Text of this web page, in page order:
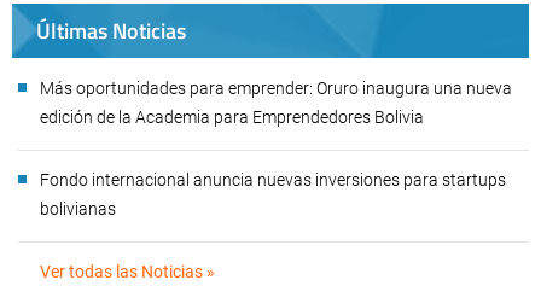
Últimas Noticias
Más oportunidades para emprender: Oruro inaugura una nueva
edición de la Academia para Emprendedores Bolivia
Fondo internacional anuncia nuevas inversiones para startups
bolivianas
Ver todas las Noticias »